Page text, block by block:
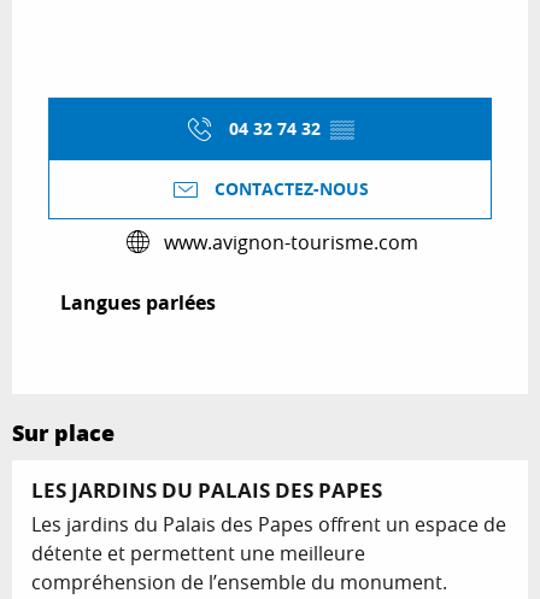
04 32 74 32 ▒▒
CONTACTEZ-NOUS
www.avignon-tourisme.com
Langues parlées
Langues parlées
Sur place
LES JARDINS DU PALAIS DES PAPES
Les jardins du Palais des Papes offrent un espace de
détente et permettent une meilleure
compréhension de l’ensemble du monument.